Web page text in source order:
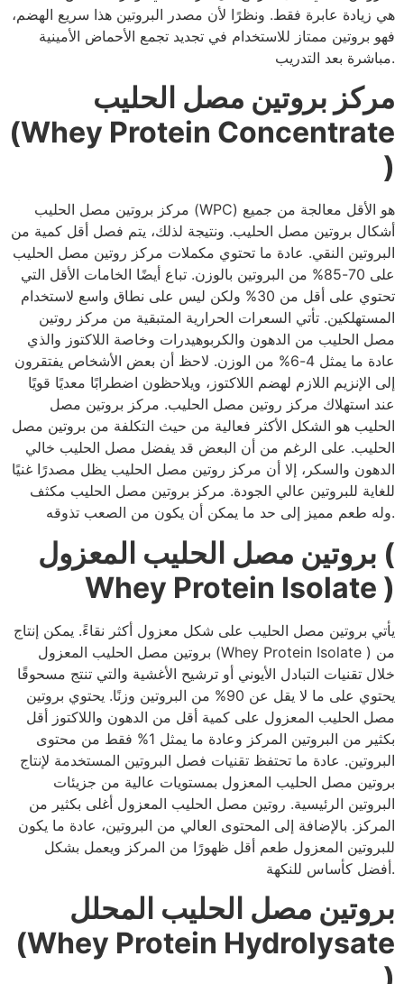
هي زيادة عابرة فقط. ونظرًا لأن مصدر البروتين هذا سريع الهضم،
فهو بروتين ممتاز للاستخدام في تجديد تجمع الأحماض الأمينية
مباشرة بعد التدريب.
مركز بروتين مصل الحليب
(Whey Protein Concentrate
)
مركز بروتين مصل الحليب (WPC) هو الأقل معالجة من جميع
أشكال بروتين مصل الحليب. ونتيجة لذلك، يتم فصل أقل كمية من
البروتين النقي. عادة ما تحتوي مكملات مركز روتين مصل الحليب
على 70-85% من البروتين بالوزن. تباع أيضًا الخامات الأقل التي
تحتوي على أقل من 30% ولكن ليس على نطاق واسع لاستخدام
المستهلكين. تأتي السعرات الحرارية المتبقية من مركز روتين
مصل الحليب من الدهون والكربوهيدرات وخاصة اللاكتوز والذي
عادة ما يمثل 4-6% من الوزن. لاحظ أن بعض الأشخاص يفتقرون
إلى الإنزيم اللازم لهضم اللاكتوز، ويلاحظون اضطرابًا معديًا قويًا
عند استهلاك مركز روتين مصل الحليب. مركز بروتين مصل
الحليب هو الشكل الأكثر فعالية من حيث التكلفة من بروتين مصل
الحليب. على الرغم من أن البعض قد يفضل مصل الحليب خالي
الدهون والسكر، إلا أن مركز روتين مصل الحليب يظل مصدرًا غنيًا
للغاية للبروتين عالي الجودة. مركز بروتين مصل الحليب مكثف
وله طعم مميز إلى حد ما يمكن أن يكون من الصعب تذوقه.
بروتين مصل الحليب المعزول (
Whey Protein Isolate )
يأتي بروتين مصل الحليب على شكل معزول أكثر نقاءً. يمكن إنتاج
بروتين مصل الحليب المعزول (Whey Protein Isolate ) من
خلال تقنيات التبادل الأيوني أو ترشيح الأغشية والتي تنتج مسحوقًا
يحتوي على ما لا يقل عن 90% من البروتين وزنًا. يحتوي بروتين
مصل الحليب المعزول على كمية أقل من الدهون واللاكتوز أقل
بكثير من البروتين المركز وعادة ما يمثل 1% فقط من محتوى
البروتين. عادة ما تحتفظ تقنيات فصل البروتين المستخدمة لإنتاج
بروتين مصل الحليب المعزول بمستويات عالية من جزيئات
البروتين الرئيسية. روتين مصل الحليب المعزول أغلى بكثير من
المركز. بالإضافة إلى المحتوى العالي من البروتين، عادة ما يكون
للبروتين المعزول طعم أقل ظهورًا من المركز ويعمل بشكل
أفضل كأساس للنكهة.
بروتين مصل الحليب المحلل
(Whey Protein Hydrolysate